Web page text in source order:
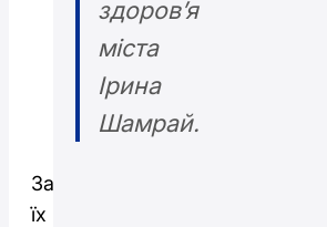
здоров’я
міста
Ірина
Шамрай.
За
їх